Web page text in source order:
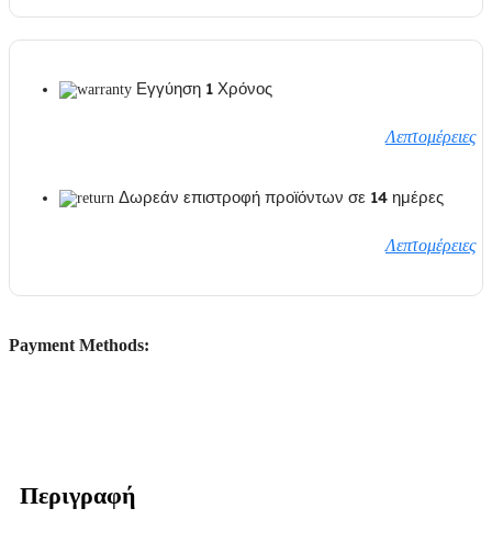
Εγγύηση 1 Χρόνος
Λεπτομέρειες
Δωρεάν επιστροφή προϊόντων σε 14 ημέρες
Λεπτομέρειες
Payment Methods:
Περιγραφή